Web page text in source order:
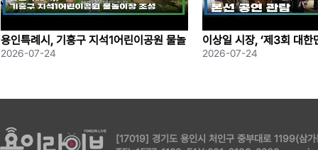
용인특례시, 기흥구 지석1어린이공원 물놀
이장 조성
2026-07-24
이상일 시장, ‘제3회 대한
본선 공연 관람
2026-07-24
[17019] 경기도 용인시 처인구 중부대로 1199(삼